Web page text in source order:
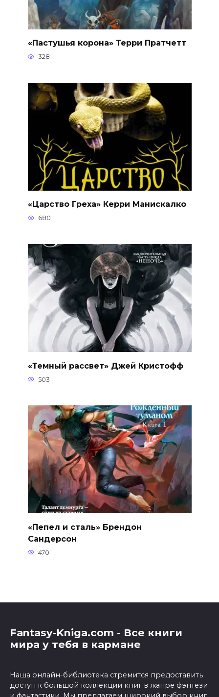
«Пастушья корона» Терри Пратчетт
328
«Царство Греха» Керри Манискалко
680
«Темный рассвет» Джей Кристофф
503
«Пепел и сталь» Брендон
Сандерсон
470
Fantasy-Kniga.com - Все книги
мира у тебя в кармане
Наша онлайн-библиотека стремится предоставить
доступ к большой коллекции книг в жанре фэнтези